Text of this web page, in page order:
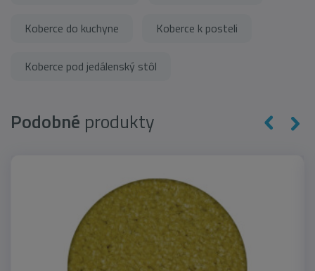
Koberce do kuchyne Koberce k posteli
Koberce pod jedálenský stôl
Podobné produkty